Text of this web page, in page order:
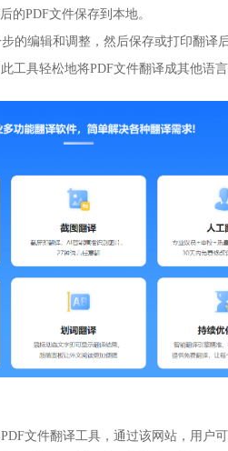
的PDF文件保存到本地。
的编辑和调整，然后保存或打印翻译
工具轻松地将PDF文件翻译成其他语
文件翻译工具，通过该网站，用户